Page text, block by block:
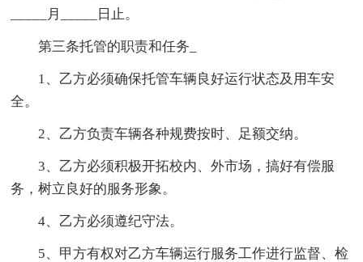
_____月_____日止。
第三条托管的职责和任务_
1、乙方必须确保托管车辆良好运行状态及用车安
全。
2、乙方负责车辆各种规费按时、足额交纳。
3、乙方必须积极开拓校内、外市场，搞好有偿服
务，树立良好的服务形象。
4、乙方必须遵纪守法。
5、甲方有权对乙方车辆运行服务工作进行监督、检